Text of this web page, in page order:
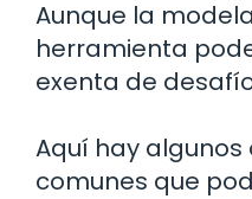
Aunque la
herramienta
exenta de
Aquí hay
comunes que